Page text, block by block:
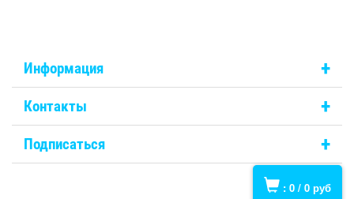
: 0 / 0 руб
Информация +
Контакты +
Подписаться +